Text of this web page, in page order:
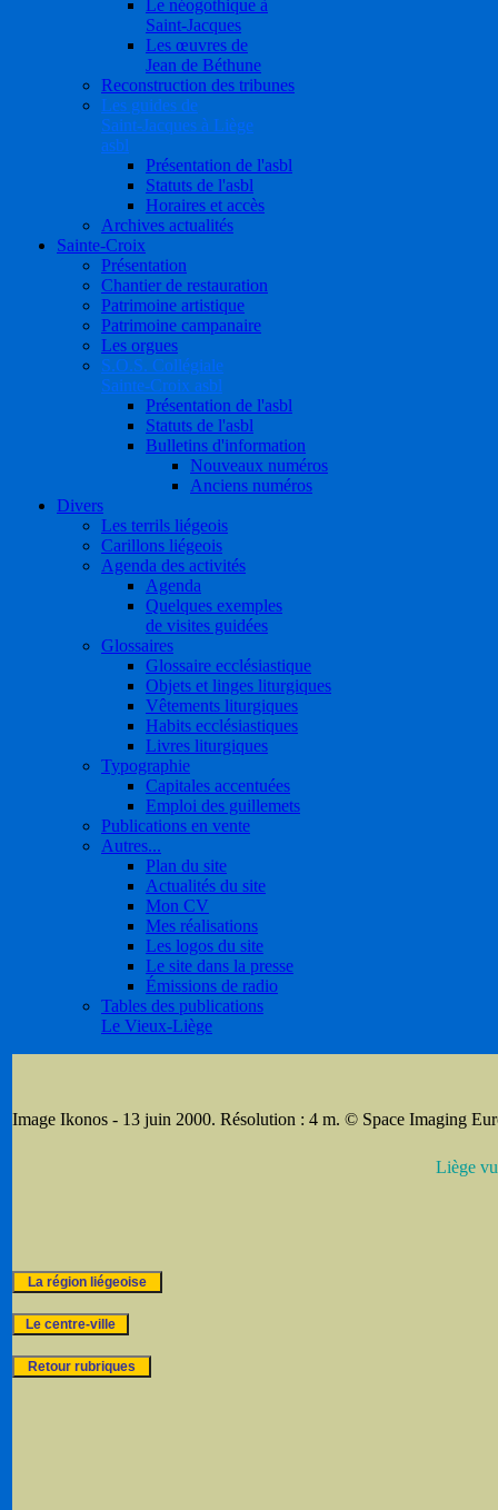
Le néogothique à
Saint-Jacques
Les œuvres de
Jean de Béthune
Reconstruction des tribunes
Les guides de
Saint-Jacques à Liège
asbl
Présentation de l'asbl
Statuts de l'asbl
Horaires et accès
Archives actualités
Sainte-Croix
Présentation
Chantier de restauration
Patrimoine artistique
Patrimoine campanaire
Les orgues
S.O.S. Collégiale
Sainte-Croix asbl
Présentation de l'asbl
Statuts de l'asbl
Bulletins d'information
Nouveaux numéros
Anciens numéros
Divers
Les terrils liégeois
Carillons liégeois
Agenda des activités
Agenda
Quelques exemples
de visites guidées
Glossaires
Glossaire ecclésiastique
Objets et linges liturgiques
Vêtements liturgiques
Habits ecclésiastiques
Livres liturgiques
Typographie
Capitales accentuées
Emploi des guillemets
Publications en vente
Autres...
Plan du site
Actualités du site
Mon CV
Mes réalisations
Les logos du site
Le site dans la presse
Émissions de radio
Tables des publications
Le Vieux-Liège
Image Ikonos - 13 juin 2000. Résolution : 4 m. © Space Imaging
Liège